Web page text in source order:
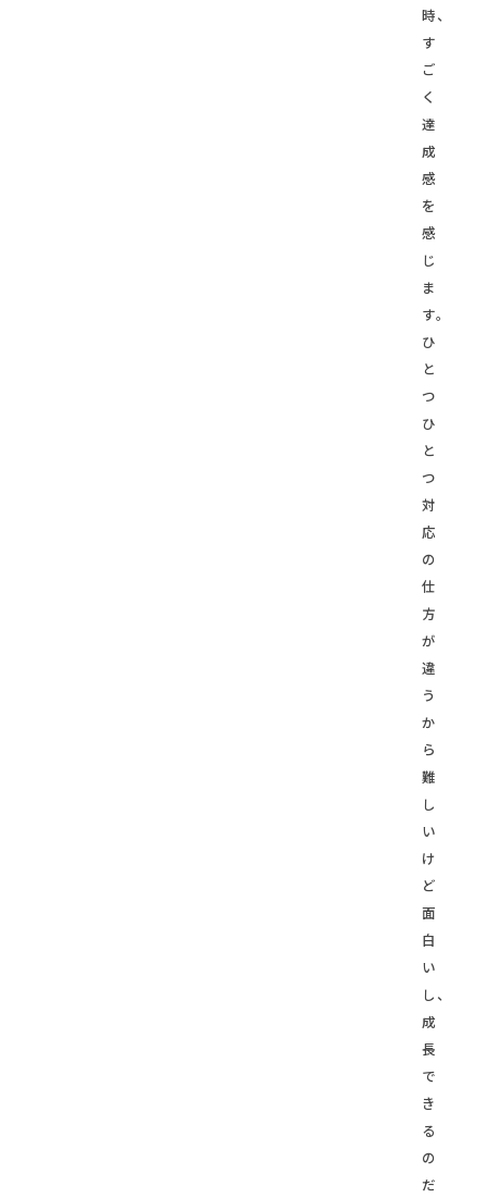
時、
す
ご
く
達
成
感
を
感
じ
ま
す。
ひ
と
つ
ひ
と
つ
対
応
の
仕
方
が
違
う
か
ら
難
し
い
け
ど
面
白
い
し、
成
長
で
き
る
の
だ